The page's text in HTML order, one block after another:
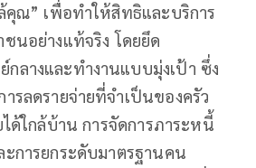
คุณ” เพื่อทำให้สิทธิและบริการ
ชนอย่างแท้จริง โดยยึด
ลางและทำงานแบบมุ่งเป้า ซึ่ง
ารลดรายจ่ายที่จำเป็นของครัว
ได้ใกล้บ้าน การจัดการภาระหนี้
การยกระดับมาตรฐานคน